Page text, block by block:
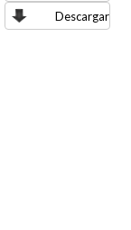
Descargar